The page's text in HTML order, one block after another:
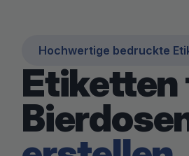
Hochwertige bedruckte
Etiketten